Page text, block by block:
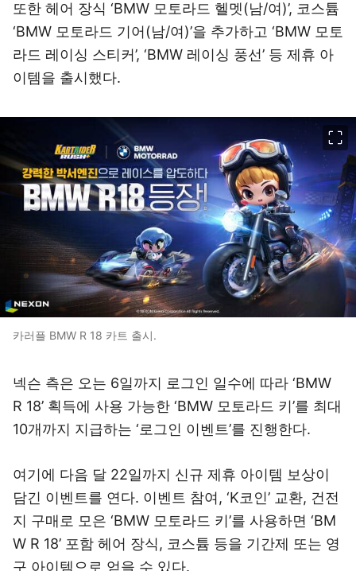
또한 헤어 장식 ‘BMW 모토라드 헬멧(남/여)’, 코스튬
‘BMW 모토라드 기어(남/여)’을 추가하고 ‘BMW 모토
라드 레이싱 스티커’, ‘BMW 레이싱 풍선’ 등 제휴 아
이템을 출시했다.
카러플 BMW R 18 카트 출시.
넥슨 측은 오는 6일까지 로그인 일수에 따라 ‘BMW
R 18’ 획득에 사용 가능한 ‘BMW 모토라드 키’를 최대
10개까지 지급하는 ‘로그인 이벤트’를 진행한다.
여기에 다음 달 22일까지 신규 제휴 아이템 보상이
담긴 이벤트를 연다. 이벤트 참여, ‘K코인’ 교환, 건전
지 구매로 모은 ‘BMW 모토라드 키’를 사용하면 ‘BM
W R 18’ 포함 헤어 장식, 코스튬 등을 기간제 또는 영
구 아이템으로 얻을 수 있다.